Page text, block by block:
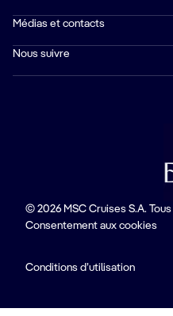
Médias et contacts
Nous suivre
© 2026 MSC Cruises S.A.
Consentement aux cookies
Conditions d’utilisation